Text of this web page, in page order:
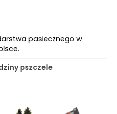
pasiecznego w
pszczele